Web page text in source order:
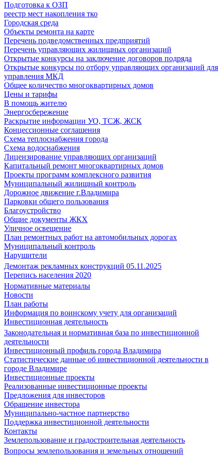
Подготовка к ОЗП
реестр мест накопления тко
Городская среда
Объекты ремонта на карте
Перечень подведомственных предприятий
Перечень управляющих жилищных организаций
Открытые конкурсы на заключение договоров подряда
Открытые конкурсы по отбору управляющих организаций для
управления МКД
Общее количество многоквартирных домов
Цены и тарифы
В помощь жителю
Энергосбережение
Раскрытие информации УО, ТСЖ, ЖСК
Концессионные соглашения
Схема теплоснабжения города
Схема водоснабжения
Лицензирование управляющих организаций
Капитальный ремонт многоквартирных домов
Проекты программ комплексного развития
Муниципальный жилищный контроль
Дорожное движение г.Владимира
Парковки общего пользования
Благоустройство
Общие документы ЖКХ
Уличное освещение
План ремонтных работ на автомобильных дорогах
Муниципальный контроль
Нарушители
Демонтаж рекламных конструкций 05.11.2025
Перепись населения 2020
Нормативные материалы
Новости
План работы
Информация по воинскому учету для организаций
Инвестиционная деятельность
Законодательная и нормативная база по инвестиционной
деятельности
Инвестиционный профиль города Владимира
Статистические данные об инвестиционной деятельности в
городе Владимире
Инвестиционные проекты
Реализованные инвестиционные проекты
Предложения для инвесторов
Обращение инвестора
Муниципально-частное партнерство
Поддержка инвестиционной деятельности
Контакты
Землепользование и градостроительная деятельность
Вопросы землепользования и земельных отношений